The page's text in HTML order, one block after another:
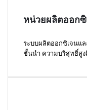
หน่วยผลิตออกซิ
ระบบผลิตออกซิเจนแล
ชั้นนำ ความบริสุทธิ์สู